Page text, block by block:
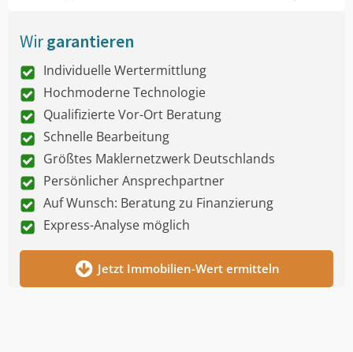
Wirgarantieren
Individuelle Wertermittlung
Hochmoderne Technologie
Qualifizierte Vor-Ort Beratung
Schnelle Bearbeitung
Größtes Maklernetzwerk Deutschlands
Persönlicher Ansprechpartner
Auf Wunsch: Beratung zu Finanzierung
Express-Analyse möglich
Jetzt Immobilien-Wert ermitteln